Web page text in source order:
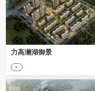
力高澜湖御景
>